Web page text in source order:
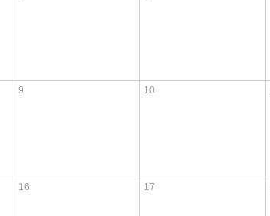
9 10
16 17